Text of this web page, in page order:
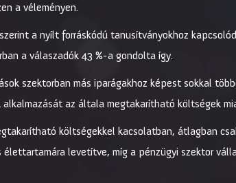
a véleményen.
a nyílt forráskódú tanusítványokhoz
a válaszadók 43 %-a gondolta így.
szektorban más iparágakhoz képest sokkal
az általa megtakarítható költségek
költségekkel kacsolatban, átlagban
levetítve, míg a pénzügyi szektor